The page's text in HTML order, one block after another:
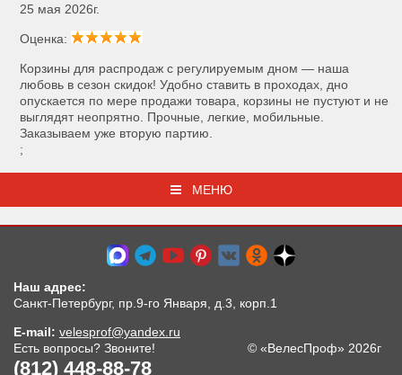
25 мая 2026г.
Оценка:
Корзины для распродаж с регулируемым дном — наша
любовь в сезон скидок! Удобно ставить в проходах, дно
опускается по мере продажи товара, корзины не пустуют и не
выглядят неопрятно. Прочные, легкие, мобильные.
Заказываем уже вторую партию.
;
МЕНЮ
Наш адрес:
Санкт-Петербург, пр.9-го Января, д.3, корп.1
E-mail: velesprof@yandex.ru
Есть вопросы? Звоните!
(812) 448-88-78
© «ВелесПроф» 2026г